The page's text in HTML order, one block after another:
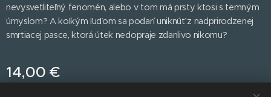
nevysvetliteľný fenomén, alebo v tom má prsty ktosi s temným
úmyslom? A koľkým ľuďom sa podarí uniknúť z nadprirodzenej
smrtiacej pasce, ktorá útek nedopraje zdanlivo nikomu?
14,00 €